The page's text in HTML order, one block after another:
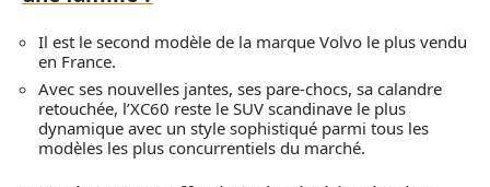
Il est le second modèle de la marque Volvo le plus vendu
en France.
Avec ses nouvelles jantes, ses pare-chocs, sa calandre
retouchée, l’XC60 reste le SUV scandinave le plus
dynamique avec un style sophistiqué parmi tous les
modèles les plus concurrentiels du marché.